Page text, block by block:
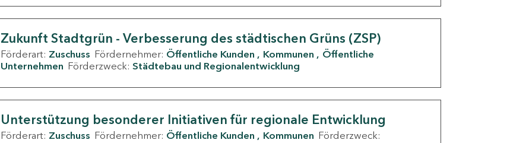
Zukunft Stadtgrün - Verbesserung des städtischen Grüns (ZSP)
Förderart: Zuschuss Fördernehmer: Öffentliche Kunden Kommunen
Öffentliche
Unternehmen Förderzweck: Städtebau und Regionalentwicklung
Unterstützung besonderer Initiativen für regionale Entwicklung
Förderart: Zuschuss Fördernehmer: Öffentliche Kunden Kommunen Förderzweck: